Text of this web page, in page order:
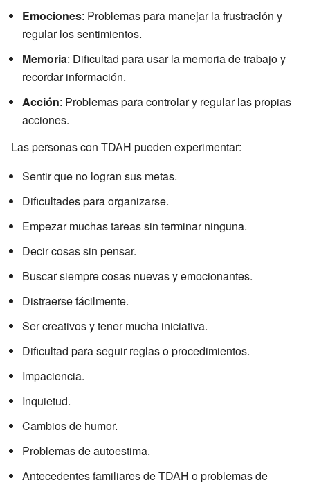
Emociones: Problemas para manejar la frustración y
regular los sentimientos.
Memoria: Dificultad para usar la memoria de trabajo y
recordar información.
Acción: Problemas para controlar y regular las propias
acciones.
Las personas con TDAH pueden experimentar:
Sentir que no logran sus metas.
Dificultades para organizarse.
Empezar muchas tareas sin terminar ninguna.
Decir cosas sin pensar.
Buscar siempre cosas nuevas y emocionantes.
Distraerse fácilmente.
Ser creativos y tener mucha iniciativa.
Dificultad para seguir reglas o procedimientos.
Impaciencia.
Inquietud.
Cambios de humor.
Problemas de autoestima.
Antecedentes familiares de TDAH o problemas de